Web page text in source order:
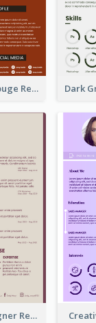
Professional Red Rouge Resume
Dark Editorial Designer Resume